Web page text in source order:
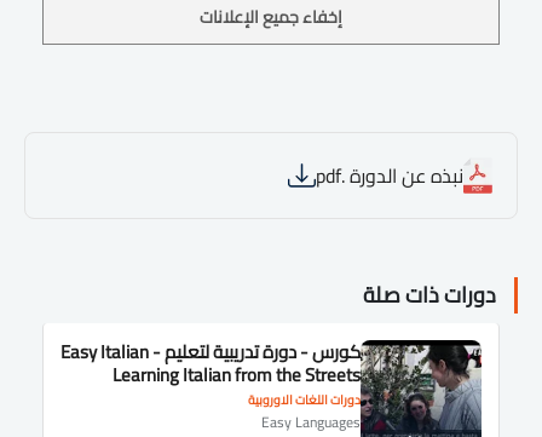
إخفاء جميع الإعلانات
نبذه عن الدورة .pdf
دورات ذات صلة
دورات اللغات الاوروبية
كورس - دورة تدريبية لتعليم Easy Italian -
Learning Italian from the Streets
Easy Languages